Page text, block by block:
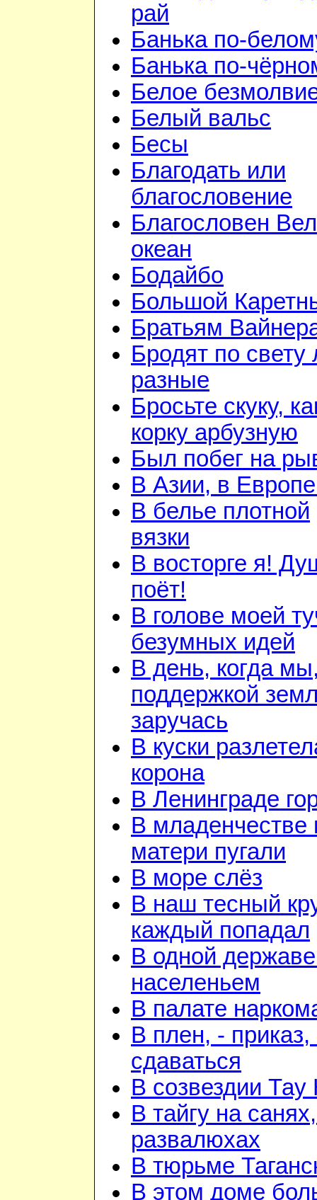
рай
Банька по-
Банька по-
Белое
Белый вальс
Бесы
Благодать или
благословение
Благословен
океан
Бодайбо
Большой
Братьям
Бродят по свету
разные
Бросьте скуку,
корку арбузную
Был побег на
В Азии, в
В белье плотной
вязки
В восторге я!
поёт!
В голове моей
безумных идей
В день, когда
поддержкой
заручась
В куски
корона
В Ленинграде
В младенчестве
матери пугали
В море слёз
В наш тесный
каждый попадал
В одной
населеньем
В палате
В плен, - приказ,
сдаваться
В созвездии Тау
В тайгу на
развалюхах
В тюрьме
В этом доме